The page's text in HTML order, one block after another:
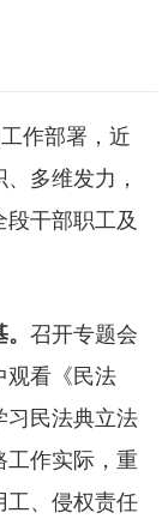
作部署，近
多维发力，
干部职工及
召开专题会
观看《民法
习民法典立法
工作实际，重
工、侵权责任